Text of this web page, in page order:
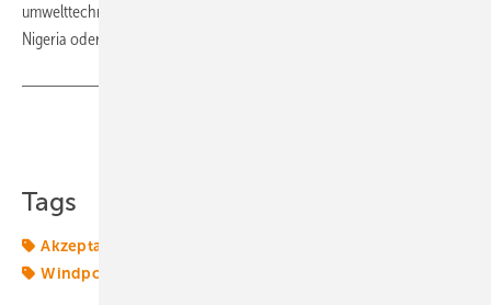
umwelttechnisch und sozialpolitisch schwierigen Regionen wie
Nigeria oder Saudi Arabien vorzuziehen ist.
Tags
Akzeptanz
Windpolitik